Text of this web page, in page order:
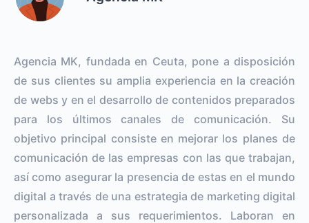
Agencia MK, fundada en Ceuta, pone a disposición
de sus clientes su amplia experiencia en la creación
de webs y en el desarrollo de contenidos preparados
para los últimos canales de comunicación. Su
objetivo principal consiste en mejorar los planes de
comunicación de las empresas con las que trabajan,
así como asegurar la presencia de estas en el mundo
digital a través de una estrategia de marketing digital
personalizada a sus requerimientos. Laboran en